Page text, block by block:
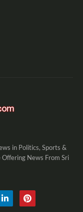
in Politics, Sports &
News From Sri